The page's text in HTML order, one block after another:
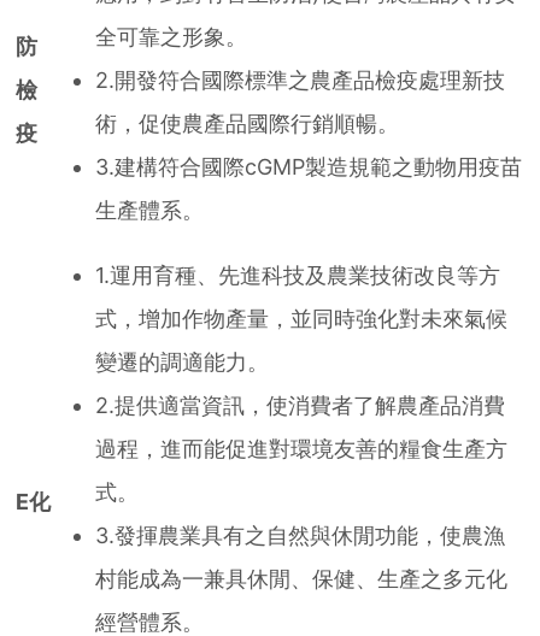
防
檢
疫
全可靠之形象。
2.開發符合國際標準之農產品檢疫處理新技
術，促使農產品國際行銷順暢。
3.建構符合國際cGMP製造規範之動物用疫苗
生產體系。
E化
1.運用育種、先進科技及農業技術改良等方
式，增加作物產量，並同時強化對未來氣候
變遷的調適能力。
2.提供適當資訊，使消費者了解農產品消費
過程，進而能促進對環境友善的糧食生產方
式。
3.發揮農業具有之自然與休閒功能，使農漁
村能成為一兼具休閒、保健、生產之多元化
經營體系。